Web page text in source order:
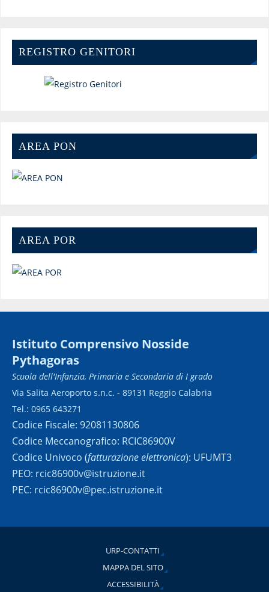
REGISTRO GENITORI
AREA PON
AREA POR
Istituto Comprensivo Nosside
Pythagoras
Scuola dell'Infanzia, Primaria e Secondaria di I grado
Via Salita Aeroporto s.n.c. - 89131 Reggio Calabria
Tel.: 0965 643271
Codice Fiscale: 92081130806
Codice Meccanografico: RCIC86900V
Codice Univoco (fatturazione elettronica): UFUMT3
PEO: rcic86900v@istruzione.it
PEC: rcic86900v@pec.istruzione.it
URP-CONTATTI
MAPPA DEL SITO
ACCESSIBILITÀ